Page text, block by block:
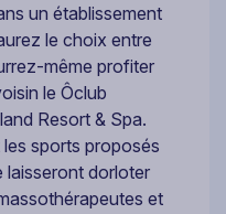
un établissement
le choix entre
même profiter
le Ôclub
Resort & Spa.
sports proposés
laisseront dorloter
et